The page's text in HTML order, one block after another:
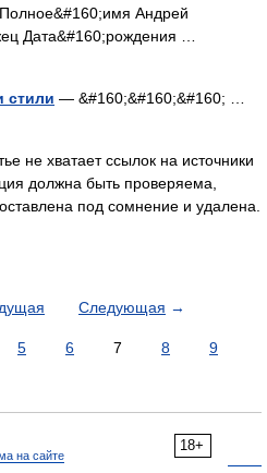
Андрей
Дата&#160;рождения …
стили — &#160;&#160;&#160; …
не хватает ссылок на источники
должна быть проверяема,
под сомнение и удалена.
Следующая →
5 6 7 8
9
18+
на сайте